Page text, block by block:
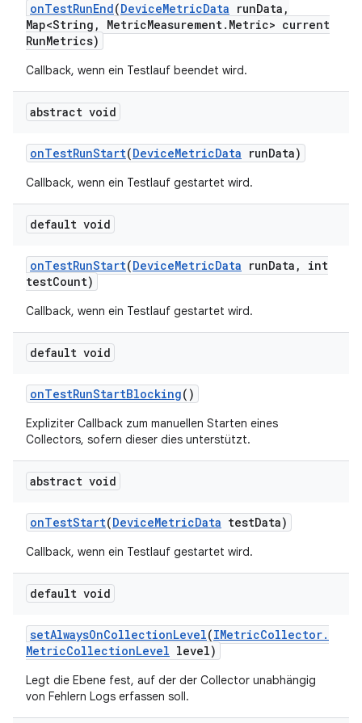
onTestRunEnd(DeviceMetricData runData ,
Map<String , MetricMeasurement. Metric> current
RunMetrics)
Callback, wenn ein Testlauf beendet wird.
abstract void
onTestRunStart(DeviceMetricData runData)
Callback, wenn ein Testlauf gestartet wird.
default void
onTestRunStart(DeviceMetricData runData ,
int
testCount)
Callback, wenn ein Testlauf gestartet wird.
default void
onTestRunStartBlocking()
Expliziter Callback zum manuellen Starten eines
Collectors, sofern dieser dies unterstützt.
abstract void
onTestStart(DeviceMetricData testData)
Callback, wenn ein Testlauf gestartet wird.
default void
setAlwaysOnCollectionLevel(IMetricCollector.
MetricCollectionLevel level)
Legt die Ebene fest, auf der der Collector unabhängig
von Fehlern Logs erfassen soll.